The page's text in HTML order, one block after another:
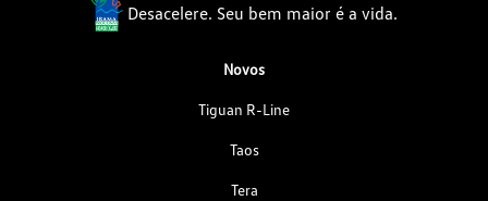
Desacelere. Seu bem maior é a vida.
Novos
Tiguan R-Line
Taos
Tera